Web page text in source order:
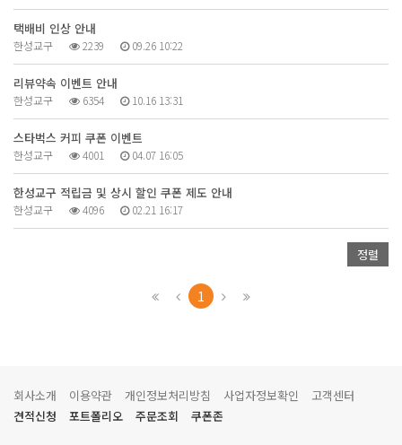
택배비 인상 안내
한성교구 2239 09.26 10:22
리뷰약속 이벤트 안내
한성교구 6354 10.16 13:31
스타벅스 커피 쿠폰 이벤트
한성교구 4001 04.07 16:05
한성교구 적립금 및 상시 할인 쿠폰 제도 안내
한성교구 4096 02.21 16:17
정렬
1
회사소개 이용약관 개인정보처리방침 사업자정보확인
고객센터
견적신청
포트폴리오 주문조회 쿠폰존